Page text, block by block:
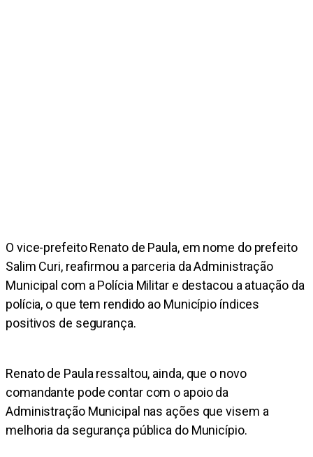
O vice-prefeito Renato de Paula, em nome do prefeito
Salim Curi, reafirmou a parceria da Administração
Municipal com a Polícia Militar e destacou a atuação da
polícia, o que tem rendido ao Município índices
positivos de segurança.
Renato de Paula ressaltou, ainda, que o novo
comandante pode contar com o apoio da
Administração Municipal nas ações que visem a
melhoria da segurança pública do Município.